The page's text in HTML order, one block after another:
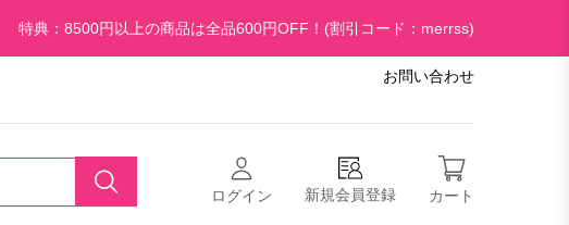
特典：8500円以上の商品は全品600円OFF！(割引コード：merrss)
お問い合わせ
ログイン 新規会員登録 カート